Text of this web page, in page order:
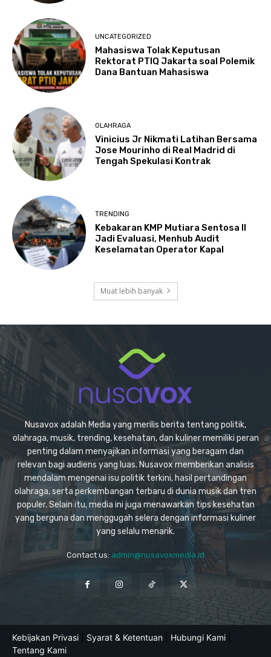
UNCATEGORIZED
Mahasiswa Tolak Keputusan
Rektorat PTIQ Jakarta soal Polemik
Dana Bantuan Mahasiswa
OLAHRAGA
Vinicius Jr Nikmati Latihan Bersama
Jose Mourinho di Real Madrid di
Tengah Spekulasi Kontrak
TRENDING
Kebakaran KMP Mutiara Sentosa II
Jadi Evaluasi, Menhub Audit
Keselamatan Operator Kapal
Muat lebih banyak
Nusavox adalah Media yang merilis berita tentang politik,
olahraga, musik, trending, kesehatan, dan kuliner memiliki peran
penting dalam menyajikan informasi yang beragam dan
relevan bagi audiens yang luas. Nusavox memberikan analisis
mendalam mengenai isu politik terkini, hasil pertandingan
olahraga, serta perkembangan terbaru di dunia musik dan tren
populer. Selain itu, media ini juga menawarkan tips kesehatan
yang berguna dan menggugah selera dengan informasi kuliner
yang selalu menarik.
Contact us: admin@nusavoxmedia.id
Kebijakan Privasi Syarat & Ketentuan Hubungi Kami
Tentang Kami